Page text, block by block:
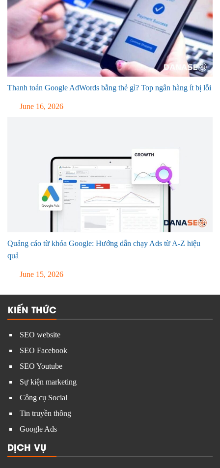
Thanh toán Google AdWords bằng thẻ gì? Top ngân hàng ít bị lỗi
June 16, 2026
Quảng cáo từ khóa Google: Hướng dẫn chạy Ads từ A-Z hiệu
quả
June 15, 2026
KIẾN THỨC
SEO website
SEO Facebook
SEO Youtube
Sự kiện marketing
Công cụ Social
Tin truyền thông
Google Ads
DỊCH VỤ